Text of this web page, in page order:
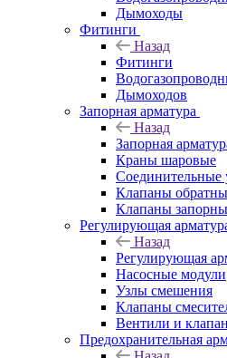
Дымоходы
Фитинги
Назад
Фитинги
Дымоходов
Запорная арматура
Назад
Запорная
Краны шаровые
Соединительные
Клапаны
Клапаны
Регулирующая
Назад
Регулирующая
Насосные модули
Узлы смешения
Клапаны
Вентили и
Предохранительная